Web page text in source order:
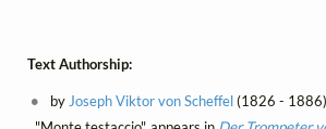
Text Authorship:
byJoseph Viktor von Scheffel(1826 -